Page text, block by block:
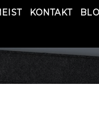
KONTAKT